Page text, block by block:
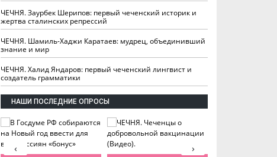
ЧЕЧНЯ. Заурбек Шерипов: первый чеченский историк и
жертва сталинских репрессий
ЧЕЧНЯ. Шамиль-Хаджи Каратаев: мудрец, объединивший
знание и мир
ЧЕЧНЯ. Халид Яндаров: первый чеченский лингвист и
создатель грамматики
НАШИ ПОСЛЕДНИЕ ОПРОСЫ
›
‹